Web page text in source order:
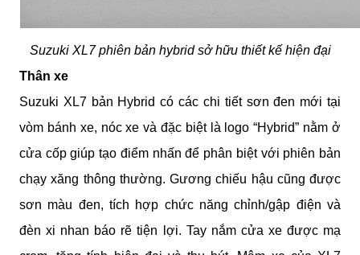
Suzuki XL7 phiên bản hybrid sở hữu thiết kế hiện đại
Thân xe
Suzuki XL7 bản Hybrid có các chi tiết sơn đen mới tại
vòm bánh xe, nóc xe và đặc biệt là logo “Hybrid” nằm ở
cửa cốp giúp tạo điểm nhấn để phân biệt với phiên bản
chạy xăng thông thường. Gương chiếu hậu cũng được
sơn màu đen, tích hợp chức năng chỉnh/gập điện và
đèn xi nhan báo rẽ tiện lợi. Tay nắm cửa xe được mạ